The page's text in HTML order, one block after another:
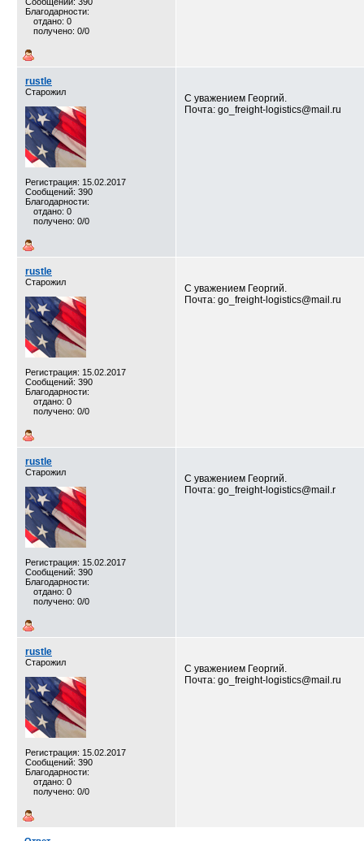
Благодарности:
отдано: 0
получено: 0/0
rustle
Старожил
Регистрация: 15.02.2017
Сообщений: 390
Благодарности:
отдано: 0
получено: 0/0
С уважением Георгий.
Почта: go_freight-logistics@mail.ru
rustle
Старожил
Регистрация: 15.02.2017
Сообщений: 390
Благодарности:
отдано: 0
получено: 0/0
С уважением Георгий.
Почта: go_freight-logistics@mail.ru
rustle
Старожил
Регистрация: 15.02.2017
Сообщений: 390
Благодарности:
отдано: 0
получено: 0/0
С уважением Георгий.
Почта: go_freight-logistics@mail.r
rustle
Старожил
Регистрация: 15.02.2017
Сообщений: 390
Благодарности:
отдано: 0
получено: 0/0
С уважением Георгий.
Почта: go_freight-logistics@mail.ru